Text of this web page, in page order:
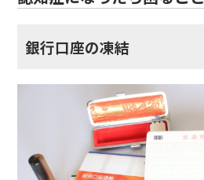
銀行口座の凍結